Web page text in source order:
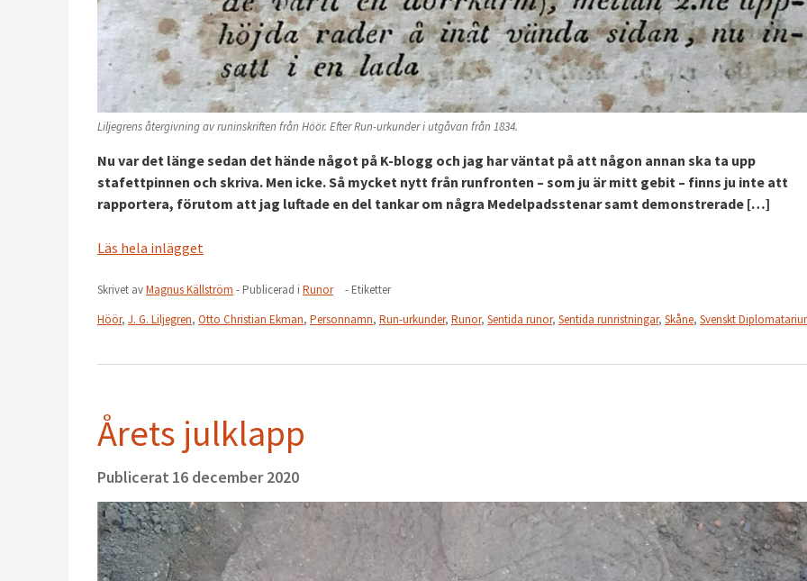
Liljegrens återgivning av runinskriften från Höör. Efter Run-urkunder i utgåvan från 1834.
Nu var det länge sedan det hände något på K-blogg och jag har väntat på att någon annan ska ta upp
stafettpinnen och skriva. Men icke. Så mycket nytt från runfronten – som ju är mitt gebit – finns ju inte att
rapportera, förutom att jag luftade en del tankar om några Medelpadsstenar samt demonstrerade […]
Läs hela inlägget
Skrivet avMagnus Källström - Publicerad i Runor
- Etiketter
Höör, J. G. Liljegren, Otto Christian Ekman, Personnamn, Run-urkunder, Runor, Sentida runor, Sentida runristningar, Skåne, Svenskt
Årets julklapp
Publicerat 16 december 2020